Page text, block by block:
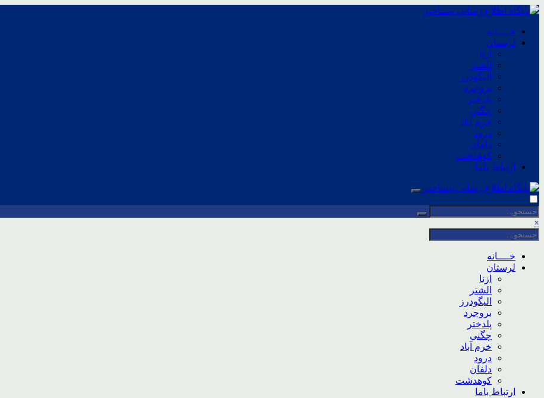
خــــانه
لرستان
ازنا
الشتر
الیگودرز
بروجرد
پلدختر
چگنی
خرم آباد
درود
دلفان
کوهدشت
ارتباط باما
×
خــــانه
لرستان
ازنا
الشتر
الیگودرز
بروجرد
پلدختر
چگنی
خرم آباد
درود
دلفان
کوهدشت
ارتباط باما